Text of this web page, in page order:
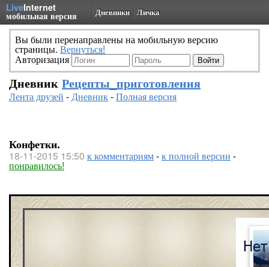
LiveInternet
мобильная версия Дневники Личка
Вы были перенаправлены на мобильную версию
страницы. Вернуться!
Авторизация
Дневник Рецепты_приготовления
Лента друзей -Дневник-Полная версия
Конфетки.
18-11-2015 15:50 к комментариям-к полной версии -
понравилось!